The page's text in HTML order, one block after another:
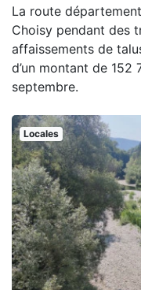
La route
Choisy pendant des
affaissements de
d’un montant de 152
septembre.
Locales